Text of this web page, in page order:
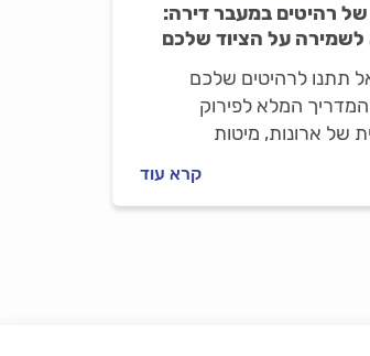
של רהיטים במעבר דירה:
על הציוד שלכם
תתנו לרהיטים שלכם
המלא לפירוק
של ארונות, מיטות
קריטיים לשמירה על
קרא עוד